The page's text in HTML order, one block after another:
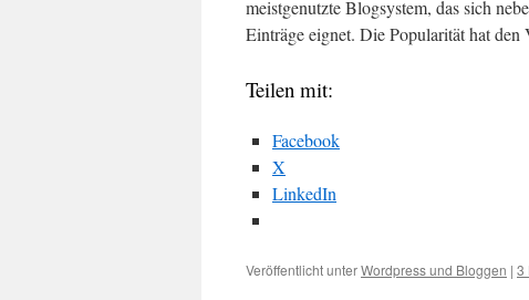
meistgenutzte Blogsystem, das sich
Einträge eignet. Die Popularität hat
Teilen mit:
Facebook
X
LinkedIn
Veröffentlicht unterWordpress und Bloggen | 3